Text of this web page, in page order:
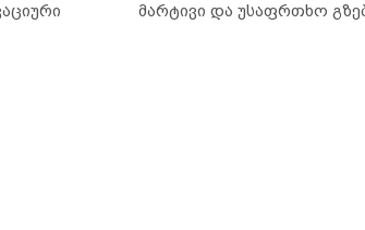
მარტივი და უსაფრთხო